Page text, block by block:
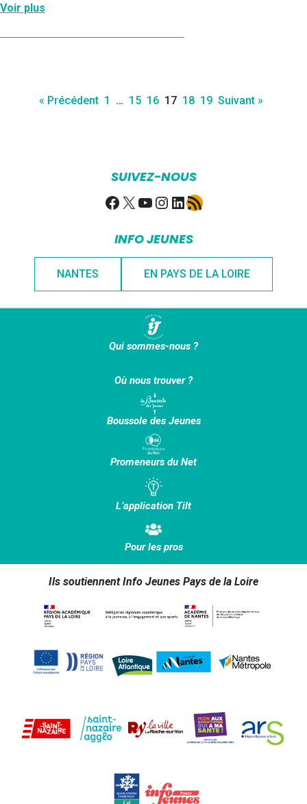
Voir plus
« Précédent 1 … 15 16 17 18 19 Suivant »
SUIVEZ-NOUS
Facebook
X YouTube
Instagram
LinkedIn
Flux RSS
INFO JEUNES
NANTES EN PAYS DE LA LOIRE
Qui sommes-nous ?
Où nous trouver ?
Boussole des Jeunes
Promeneurs du Net
L’application Tilt
Pour les pros
Ils soutiennent Info Jeunes Pays de la Loire